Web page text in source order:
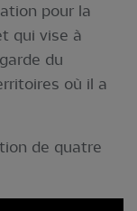
pour la
qui vise à
du
où il a
de quatre